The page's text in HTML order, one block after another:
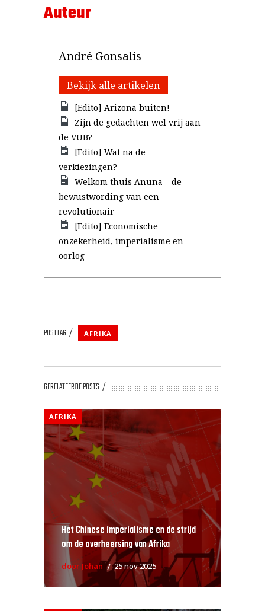
Auteur
André Gonsalis
Bekijk alle artikelen
[Edito] Arizona buiten!
Zijn de gedachten wel vrij aan
de VUB?
[Edito] Wat na de
verkiezingen?
Welkom thuis Anuna – de
bewustwording van een
revolutionair
[Edito] Economische
onzekerheid, imperialisme en
oorlog
POSTTAG AFRIKA
GERELATEERDE POSTS
AFRIKA
Het Chinese imperialisme en de strijd
om de overheersing van Afrika
door Johan 25 nov 2025